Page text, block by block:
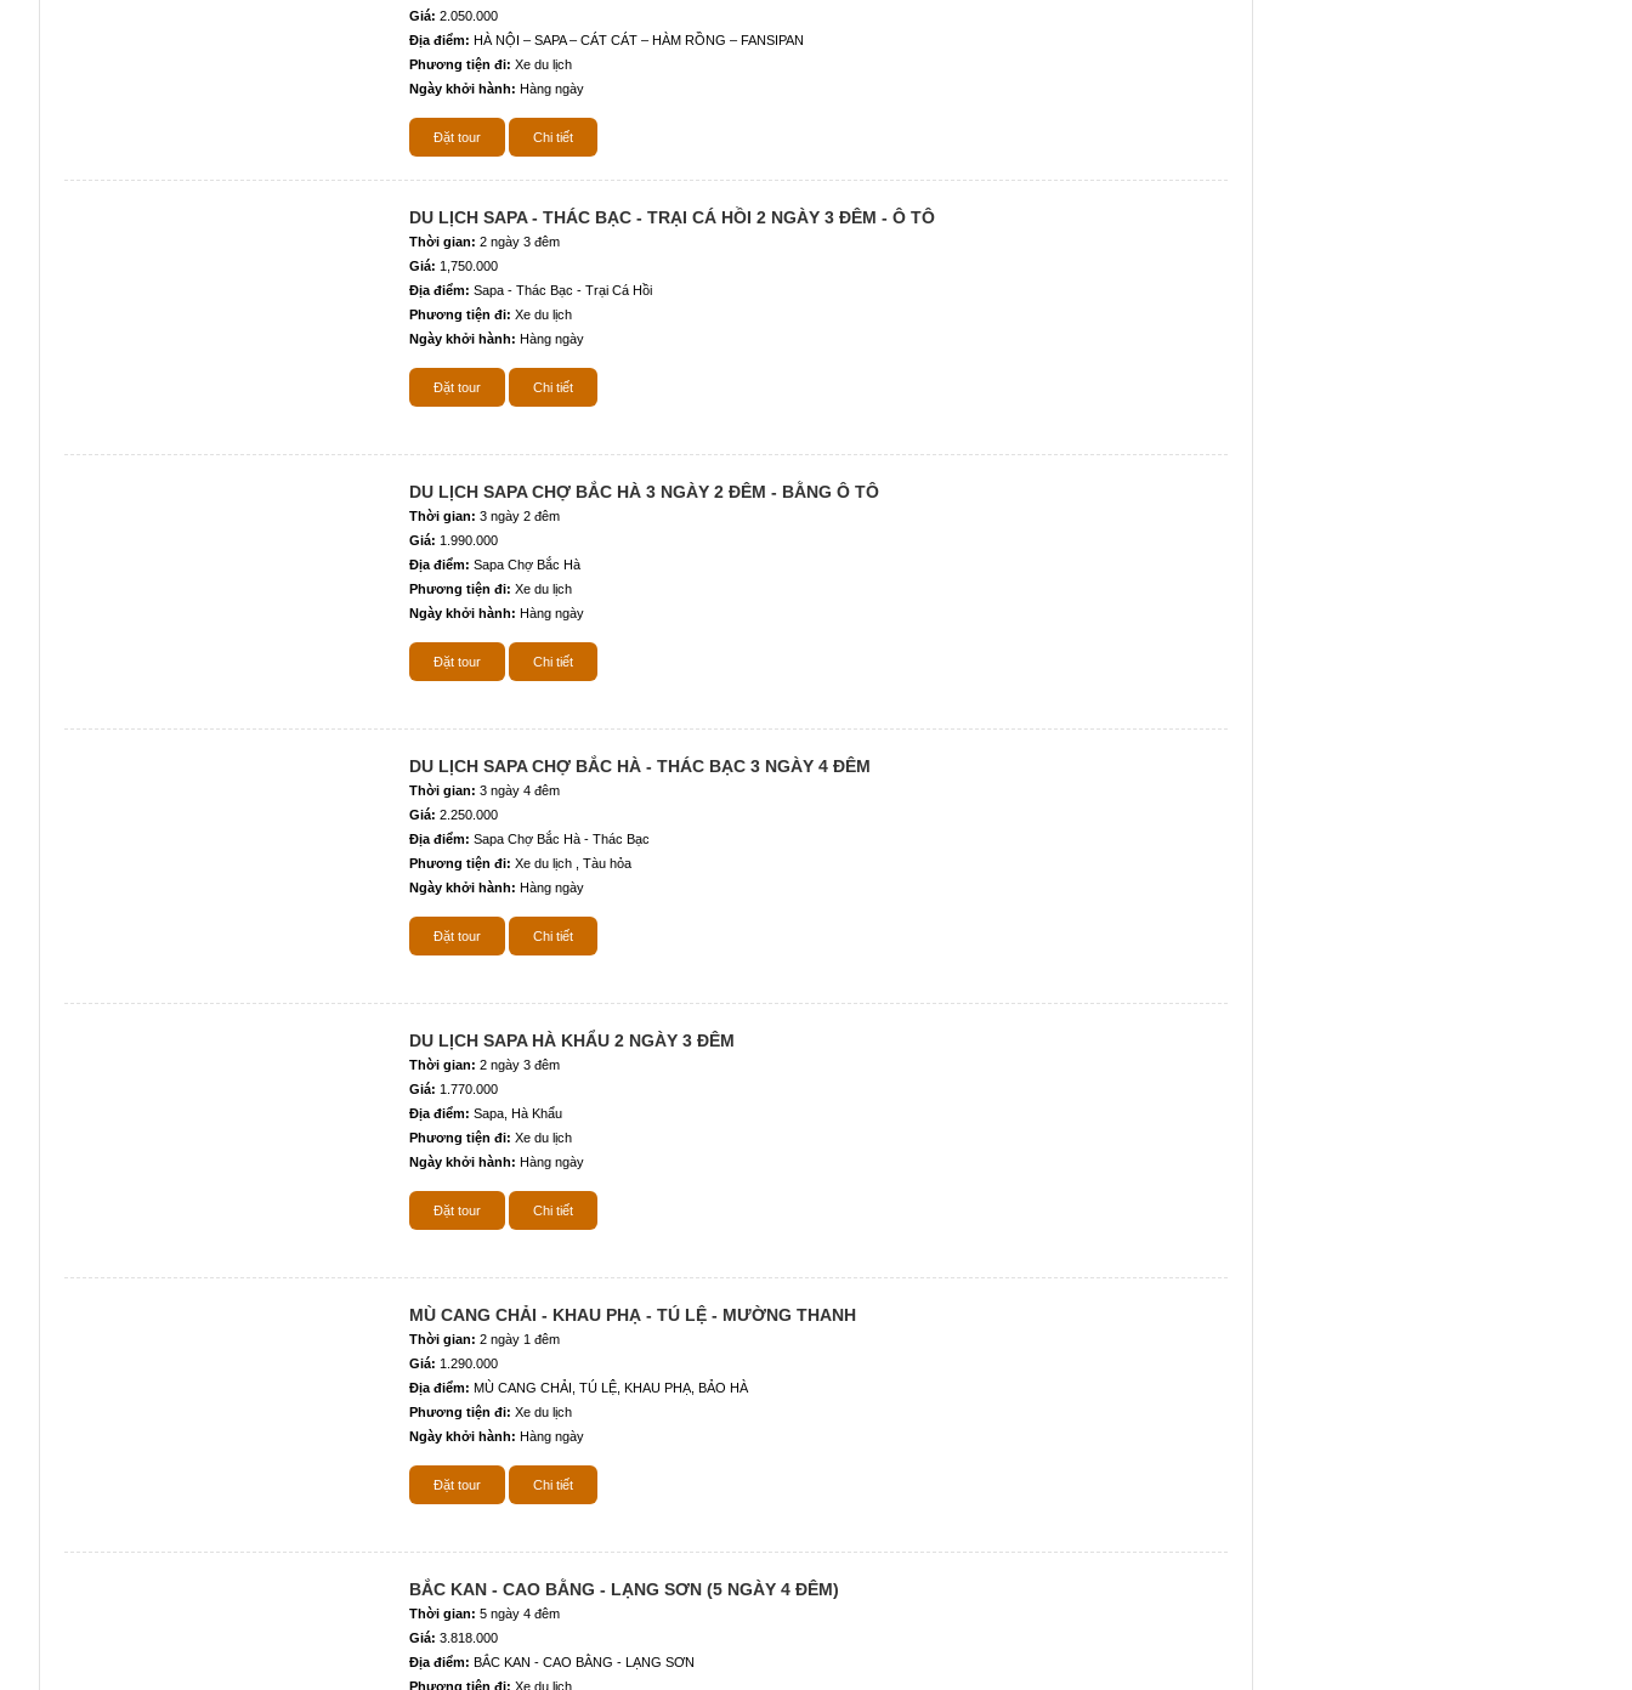
Giá: 2.050.000
Địa điểm: HÀ NỘI – SAPA – CÁT CÁT – HÀM RỒNG – FANSIPAN
Phương tiện đi: Xe du lịch
Ngày khởi hành: Hàng ngày
Đặt tour Chi tiết
DU LỊCH SAPA - THÁC BẠC - TRẠI CÁ HỒI 2 NGÀY 3 ĐÊM - Ô TÔ
Thời gian: 2 ngày 3 đêm
Giá: 1,750.000
Địa điểm: Sapa - Thác Bạc - Trại Cá Hồi
Phương tiện đi: Xe du lịch
Ngày khởi hành: Hàng ngày
Đặt tour Chi tiết
DU LỊCH SAPA CHỢ BẮC HÀ 3 NGÀY 2 ĐÊM - BẰNG Ô TÔ
Thời gian: 3 ngày 2 đêm
Giá: 1.990.000
Địa điểm: Sapa Chợ Bắc Hà
Phương tiện đi: Xe du lịch
Ngày khởi hành: Hàng ngày
Đặt tour Chi tiết
DU LỊCH SAPA CHỢ BẮC HÀ - THÁC BẠC 3 NGÀY 4 ĐÊM
Thời gian: 3 ngày 4 đêm
Giá: 2.250.000
Địa điểm: Sapa Chợ Bắc Hà - Thác Bạc
Phương tiện đi: Xe du lịch , Tàu hỏa
Ngày khởi hành: Hàng ngày
Đặt tour Chi tiết
DU LỊCH SAPA HÀ KHẨU 2 NGÀY 3 ĐÊM
Thời gian: 2 ngày 3 đêm
Giá: 1.770.000
Địa điểm: Sapa, Hà Khẩu
Phương tiện đi: Xe du lịch
Ngày khởi hành: Hàng ngày
Đặt tour Chi tiết
MÙ CANG CHẢI - KHAU PHẠ - TÚ LỆ - MƯỜNG THANH
Thời gian: 2 ngày 1 đêm
Giá: 1.290.000
Địa điểm: MÙ CANG CHẢI, TÚ LỆ, KHAU PHẠ, BẢO HÀ
Phương tiện đi: Xe du lịch
Ngày khởi hành: Hàng ngày
Đặt tour Chi tiết
BẮC KAN - CAO BẰNG - LẠNG SƠN (5 NGÀY 4 ĐÊM)
Thời gian: 5 ngày 4 đêm
Giá: 3.818.000
Địa điểm: BẮC KAN - CAO BẰNG - LẠNG SƠN
Phương tiện đi: Xe du lịch